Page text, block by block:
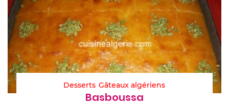
Desserts Gâteaux algériens
Basboussa